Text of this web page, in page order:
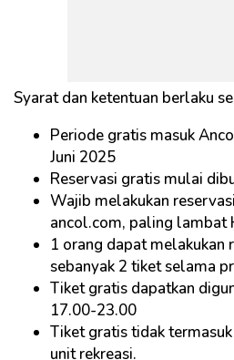
Syarat dan ketentuan berlaku
Periode gratis masuk
Juni 2025
Reservasi gratis mulai
Wajib melakukan
ancol.com, paling lambat
1 orang dapat melakukan
sebanyak 2 tiket selama
Tiket gratis dapatkan
17.00-23.00
Tiket gratis tidak
unit rekreasi.